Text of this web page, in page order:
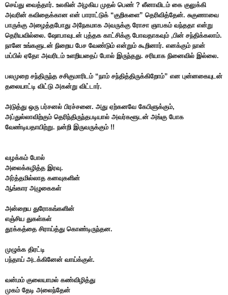
செய்து வைத்தார். உலகின் அழகிய முதல் பெண் ? லீனாவிடம் கை குலுக்கி
அவரின் கவிதைக்கான என் பாராட்டுக் “குறிகளை” தெரிவித்தேன். சுகுணாவை
பாருக்கு அழைத்தபோது அநேகமாக அவருக்கு ரோசா ஞாபகம் வந்ததா என்று
தெரியவில்லை. ஷோபாவுடன் புத்தக காட்சிக்கு போவதாகவும் ,பின் சந்திக்கலாம்.
நானே உங்களுடன் நிறைய பேச வேண்டும் என்றும் கூறினார். எனக்கும் நான்
மப்பில் ஏதோ அவரிடம் உளறியதைப் போல் இருந்தது. சரியாக நினைவில் இல்லை.
பலமுறை சந்திருந்த சசிகுமாரிடம் “நாம் சந்தித்திருக்கிறோம்” என புன்னகையுடன்
தலையாட்டி விட்டு அகன்று விட்டார்.
அடுத்து ஒரு பர்சனல் பிரச்சனை. அது ஏற்கனவே கேபிளுக்கும்,
அப்துல்லாவிற்கும் தெரிந்திருந்தபடியால் அவர்களூடன் அங்கு போக
வேண்டியதாயிற்று. நன்றி இருவருக்கும் !!
வழக்கம் போல்
அலைக்கழித்த இரவு.
அர்த்தமில்லாத கனவுகளின்
ஆங்கார அழுகைகள்
அன்றைய துரோகங்களின்
எஞ்சிய துகள்கள்
தூக்கத்தை சிராய்த்து கொண்டிருந்தன.
முழுக்க திரட்டி
பந்தாய் அடக்கினேன் வாய்க்குள்.
வன்மம் குலையாமல் கண்விழித்து
முகம் தேடி அலைந்தேன்